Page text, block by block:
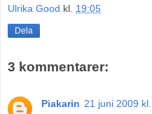
Ulrika Good kl. 19:05
Dela
3 kommentarer:
Piakarin 21 juni 2009 kl.